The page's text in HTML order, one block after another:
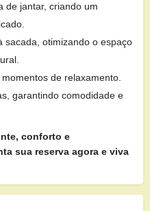
de jantar, criando um
sacada, otimizando o espaço
de relaxamento.
garantindo comodidade e
conforto e
sua reserva agora e viva